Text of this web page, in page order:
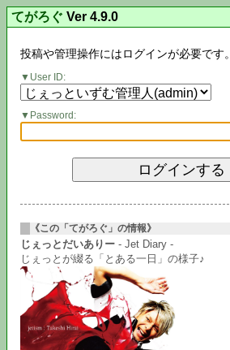
てがろぐ Ver 4.9.0
投稿や管理操作にはログインが必要です。
User ID:
Password:
《この「てがろぐ」の情報》
じぇっとだいありー - Jet Diary -
じぇっとが綴る「とある一日」の様子♪